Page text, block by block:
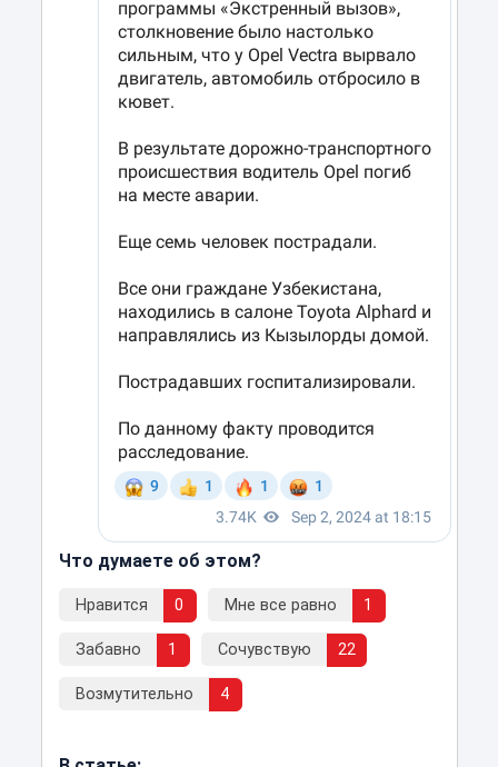
Что думаете об этом?
Нравится 0 Мне все равно 1
Забавно 1 Сочувствую 22
Возмутительно 4